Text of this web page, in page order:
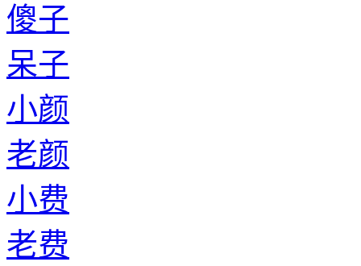
傻子
呆子
小颜
老颜
小费
老费